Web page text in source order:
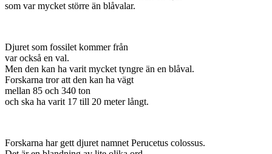
som var mycket större än blåvalar.
Djuret som fossilet kommer från
var också en val.
Men den kan ha varit mycket tyngre än en blåval.
Forskarna tror att den kan ha vägt
mellan 85 och 340 ton
och ska ha varit 17 till 20 meter långt.
Forskarna har gett djuret namnet Perucetus colossus.